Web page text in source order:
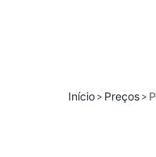
Início > Preços >